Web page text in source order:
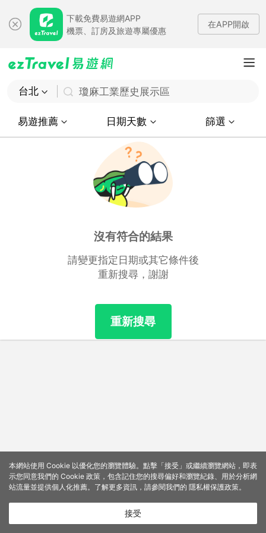
下載免費易遊網APP
機票、訂房及旅遊專屬優惠
在APP開啟
台北 瓊麻工業歷史展示區
易遊推薦 日期天數 篩選
沒有符合的結果
請變更指定日期或其它條件後
重新搜尋，謝謝
重新搜尋
本網站使用 Cookie 以優化您的瀏覽體驗。點擊「接受」或繼續瀏覽網站，即表
示您同意我們的 Cookie 政策，包含記住您的搜尋偏好和瀏覽紀錄、用於分析網
站流量並提供個人化推薦。了解更多資訊，請參閱我們的 隱私權保護政策。
接受